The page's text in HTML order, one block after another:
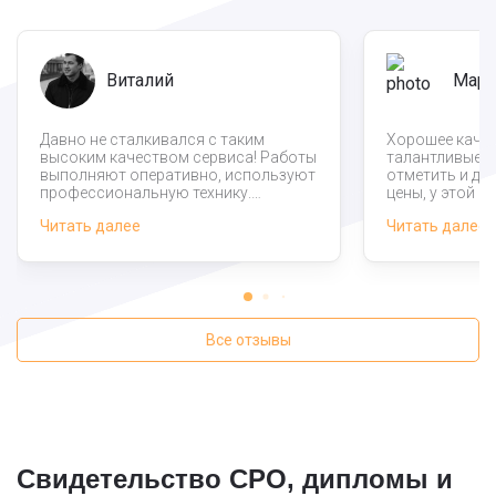
Виталий
Давно не сталкивался с таким
высоким качеством сервиса! Работы
выполняют оперативно, используют
профессиональную технику.
менеджеров организации постоянно
этом сотрудники культурные,
Читать далее
Хорошее
талантливые
отметить и
цены, у этой
монтаж
срывали,
Читать далее
Все отзывы
Свидетельство СРО, дипломы и